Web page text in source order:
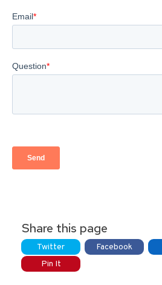
Share this page
Twitter Facebook
Pin It